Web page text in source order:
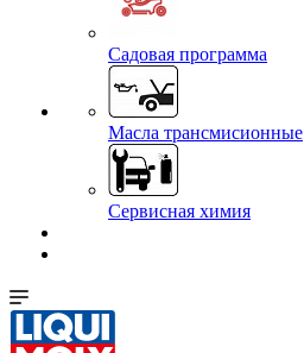
Садовая программа
Масла трансмисионные
Сервисная химия